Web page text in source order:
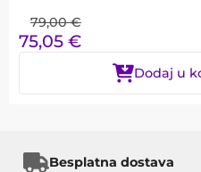
79,00 €
75,05 €
Dodaj u
Besplatna dostava